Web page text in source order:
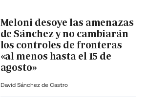
Meloni desoye las amenazas
de Sánchez y no cambiarán
los controles de fronteras
«al menos hasta el 15 de
agosto»
David Sánchez de Castro